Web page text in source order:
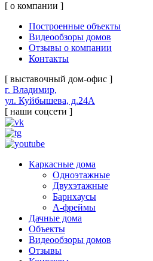
[ о компании ]
Построенные объекты
Видеообзоры домов
Отзывы о компании
Контакты
[ выставочный дом-офис ]
г. Владимир,
ул. Куйбышева, д.24А
[ наши соцсети ]
Каркасные дома
Одноэтажные
Двухэтажные
Барнхаусы
А-фреймы
Дачные дома
Объекты
Видеообзоры домов
Отзывы